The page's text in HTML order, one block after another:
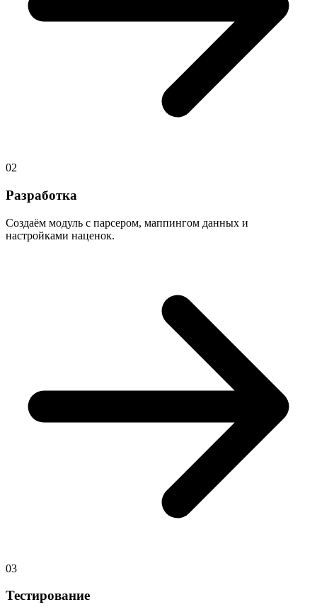
02
Разработка
Создаём модуль с парсером, маппингом данных и
настройками наценок.
03
Тестирование